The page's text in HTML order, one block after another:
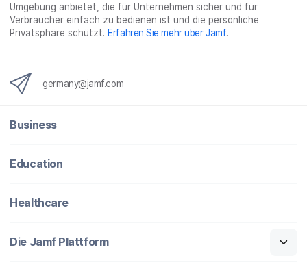
Umgebung anbietet, die für Unternehmen sicher und für
Verbraucher einfach zu bedienen ist und die persönliche
Privatsphäre schützt. Erfahren Sie mehr über Jamf.
germany@jamf.com
Business
Education
Healthcare
Die Jamf Plattform